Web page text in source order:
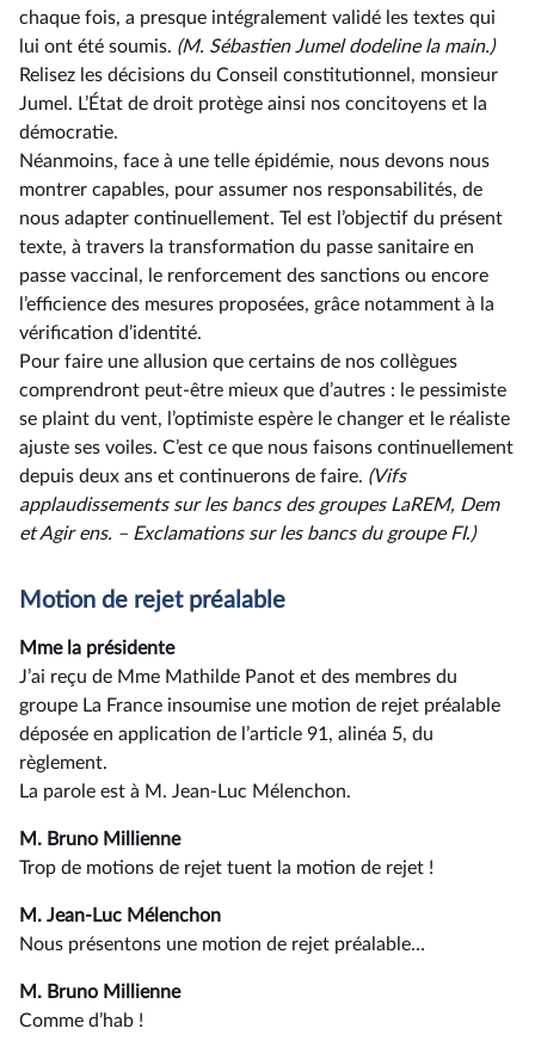
chaque fois, a presque intégralement validé les textes qui
lui ont été soumis. (M. Sébastien Jumel dodeline la main.)
Relisez les décisions du Conseil constitutionnel, monsieur
Jumel. L’État de droit protège ainsi nos concitoyens et la
démocratie.
Néanmoins, face à une telle épidémie, nous devons nous
montrer capables, pour assumer nos responsabilités, de
nous adapter continuellement. Tel est l’objectif du présent
texte, à travers la transformation du passe sanitaire en
passe vaccinal, le renforcement des sanctions ou encore
l’efficience des mesures proposées, grâce notamment à la
vérification d’identité.
Pour faire une allusion que certains de nos collègues
comprendront peut-être mieux que d’autres : le pessimiste
se plaint du vent, l’optimiste espère le changer et le réaliste
ajuste ses voiles. C’est ce que nous faisons continuellement
depuis deux ans et continuerons de faire. (Vifs
applaudissements sur les bancs des groupes LaREM, Dem
et Agir ens. –⁠ Exclamations sur les bancs du groupe FI.)
Motion de rejet préalable
Mme la présidente
J’ai reçu de Mme Mathilde Panot et des membres du
groupe La France insoumise une motion de rejet préalable
déposée en application de l’article 91, alinéa 5, du
règlement.
La parole est à M. Jean-Luc Mélenchon.
M. Bruno Millienne
Trop de motions de rejet tuent la motion de rejet !
M. Jean-Luc Mélenchon
Nous présentons une motion de rejet préalable…
M. Bruno Millienne
Comme d’hab !